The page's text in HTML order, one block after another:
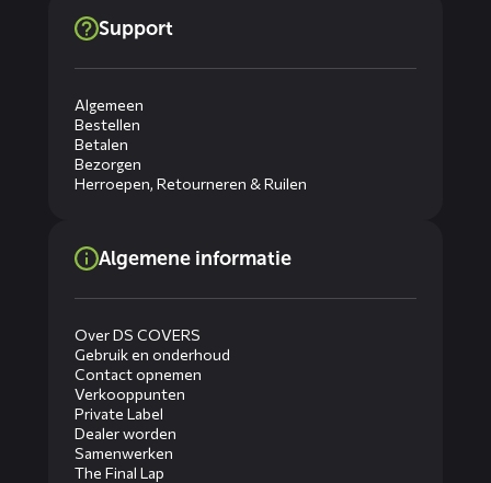
Support
Algemeen
Bestellen
Betalen
Bezorgen
Herroepen, Retourneren & Ruilen
Algemene informatie
Over DS COVERS
Gebruik en onderhoud
Contact opnemen
Verkooppunten
Private Label
Dealer worden
Samenwerken
The Final Lap